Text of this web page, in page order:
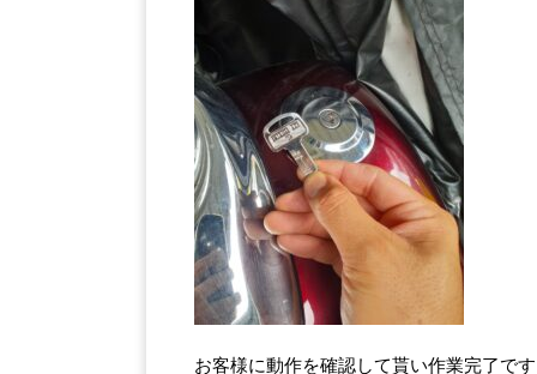
お客様に動作を確認して貰い作業完了で